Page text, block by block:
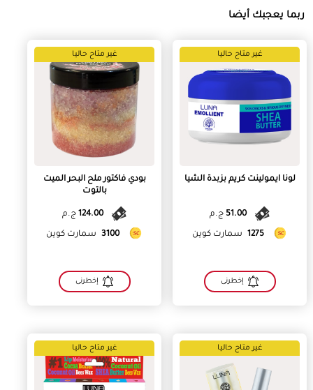
ربما يعجبك أيضا
غير متاح حاليا
لونا ايمولينت كريم بزبدة الشيا
51.00 ج.م
1275 سمارت كوين
إخطرنى
غير متاح حاليا
بودي فاكتور ملح البحر الميت
بالتوت
124.00 ج.م
3100 سمارت كوين
إخطرنى
غير متاح حاليا غير متاح حاليا